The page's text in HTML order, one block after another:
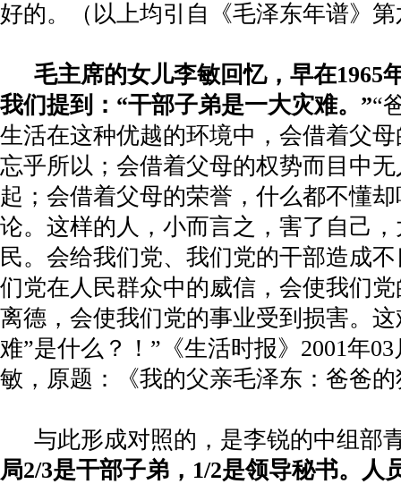
好的。（以上均引自《毛泽东年谱》
毛主席的女儿李敏回忆，早在1965
我们提到： “干部子弟是一大灾难。 ”“
生活在这种优越的环境中，会借着父
忘乎所以；会借着父母的权势而目中
起；会借着父母的荣誉，什么都不懂
论。这样的人，小而言之，害了自己
民。会给我们党、我们党的干部造成
们党在人民群众中的威信，会使我们
离德，会使我们党的事业受到损害。
难”是什么？！”《生活时报》 2001年03
敏，原题：《我的父亲毛泽东：爸爸
与此形成对照的，是李锐的中组部
局2/3是干部子弟， 1/2是领导秘书。人